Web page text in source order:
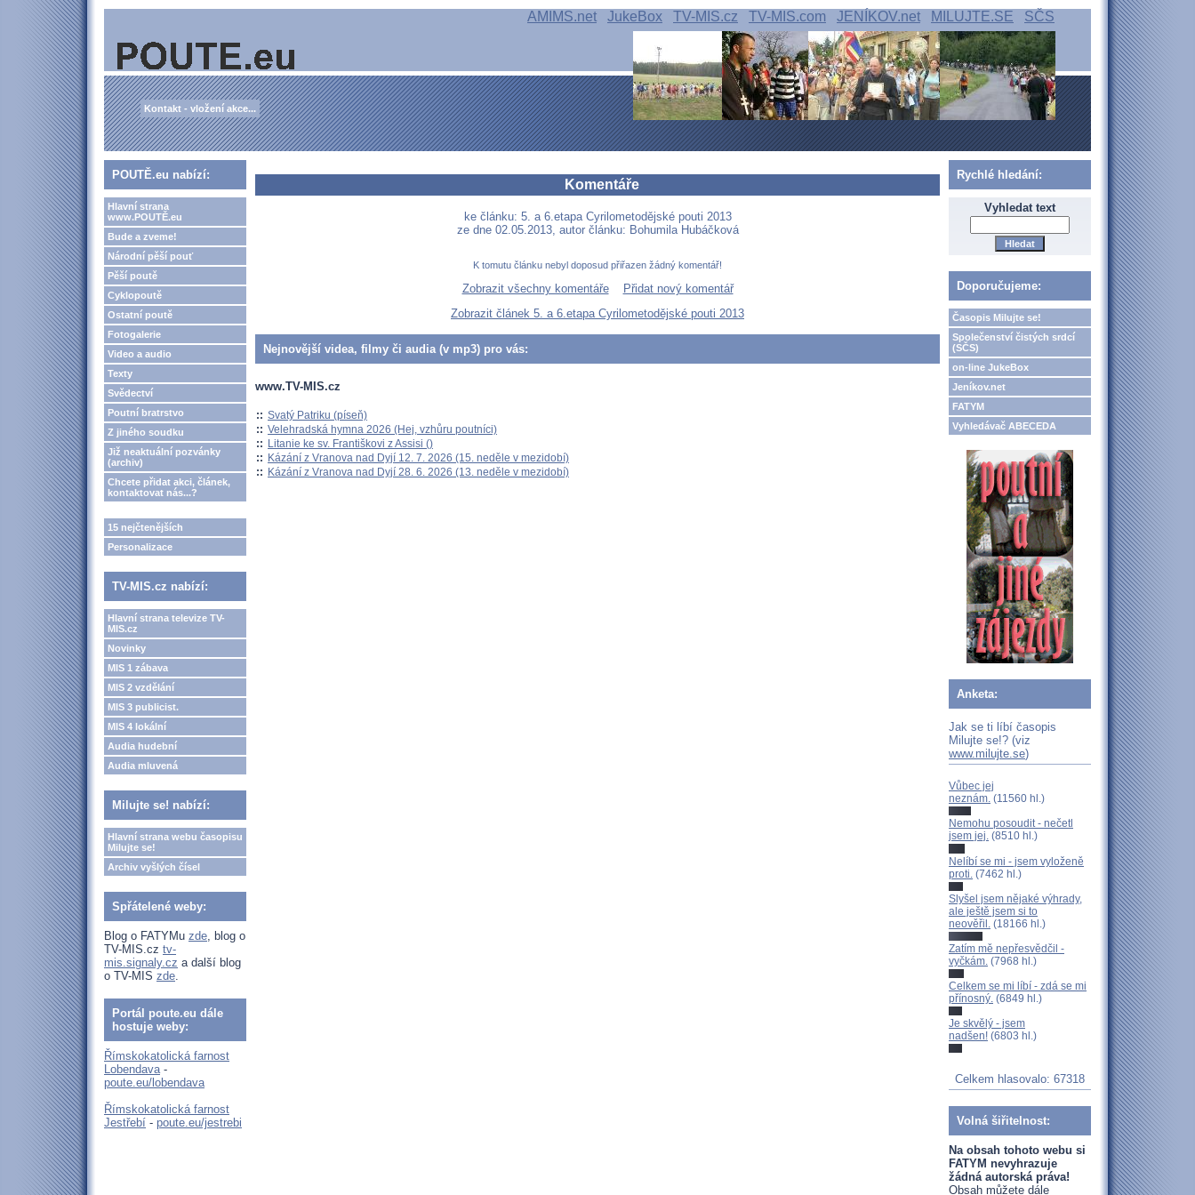
AMIMS.net JukeBox TV-MIS.cz TV-MIS.com JENÍKOV.net MILUJTE.SE SČS
Kontakt - vložení akce...
POUTĚ.eu nabízí:
Hlavní strana
www.POUTĚ.eu
Bude a zveme!
Národní pěší pouť
Pěší poutě
Cyklopoutě
Ostatní poutě
Fotogalerie
Video a audio
Texty
Svědectví
Poutní bratrstvo
Z jiného soudku
Již neaktuální pozvánky
(archiv)
Chcete přidat akci, článek,
kontaktovat nás...?
15 nejčtenějších
Personalizace
TV-MIS.cz nabízí:
Hlavní strana televize TV-
MIS.cz
Novinky
MIS 1 zábava
MIS 2 vzdělání
MIS 3 publicist.
MIS 4 lokální
Audia hudební
Audia mluvená
Milujte se! nabízí:
Hlavní strana webu časopisu
Milujte se!
Archiv vyšlých čísel
Spřátelené weby:
Blog o FATYMu zde, blog o
TV-MIS.cz tv-
mis.signaly.cz a další blog
o TV-MIS zde.
Portál poute.eu dále
hostuje weby:
Římskokatolická farnost
Lobendava-
poute.eu/lobendava
Římskokatolická farnost
Jestřebí - poute.eu/jestrebi
Komentáře
ke článku: 5. a 6.etapa Cyrilometodějské pouti 2013
ze dne 02.05.2013, autor článku: Bohumila Hubáčková
K tomutu článku nebyl doposud přiřazen žádný komentář!
Zobrazit všechny komentáře
Přidat nový komentář
Zobrazit článek 5. a 6.etapa Cyrilometodějské pouti 2013
Nejnovější videa, filmy či audia (v mp3) pro vás:
www.TV-MIS.cz
:: Svatý Patriku (píseň)
:: Velehradská hymna 2026 (Hej, vzhůru poutníci)
:: Litanie ke sv. Františkovi z Assisi ()
:: Kázání z Vranova nad Dyjí 12. 7. 2026 (15. neděle v mezidobí)
:: Kázání z Vranova nad Dyjí 28. 6. 2026 (13. neděle v mezidobí)
Rychlé hledání:
Vyhledat text
Doporučujeme:
Časopis Milujte se!
Společenství čistých srdcí
(SČS)
on-line JukeBox
Jeníkov.net
FATYM
Vyhledávač ABECEDA
Anketa:
Jak se ti líbí časopis
Milujte se!? (viz
www.milujte.se)
Vůbec jej
neznám. (11560 hl.)
Nemohu posoudit - nečetl
jsem jej. (8510 hl.)
Nelíbí se mi - jsem vyloženě
proti. (7462 hl.)
Slyšel jsem nějaké výhrady,
ale ještě jsem si to
neověřil. (18166 hl.)
Zatím mě nepřesvědčil -
vyčkám. (7968 hl.)
Celkem se mi líbí - zdá se mi
přínosný. (6849 hl.)
Je skvělý - jsem
nadšen! (6803 hl.)
Celkem hlasovalo: 67318
Volná šiřitelnost:
Na obsah tohoto webu si
FATYM nevyhrazuje
žádná autorská práva!
Obsah můžete dále